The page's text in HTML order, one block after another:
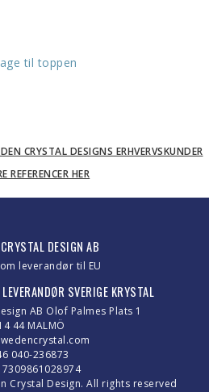
til toppen
REFERENCER HER
DESIGN AB
leverandør til EU
AB Olof Palmes Plats 1
44 MALMÖ
040-236873
7309861028974
Crystal Design. All rights reserved